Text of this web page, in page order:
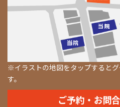
※イラストの地図をタップすると
す。
ご予約・お問